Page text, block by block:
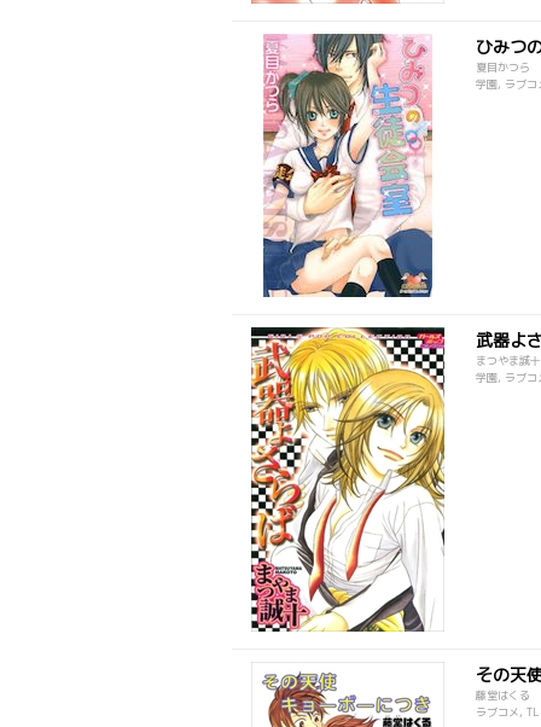
ひみつ
夏目かつら
学園, ラブコ
武器よ
まつやま誠十
学園, ラブコ
その天
藤堂はくる
ラブコメ, TL